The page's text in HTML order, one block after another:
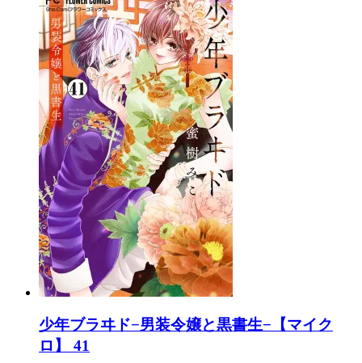
少年ブラヰド−男装令嬢と黒書生−【マイク
ロ】 41